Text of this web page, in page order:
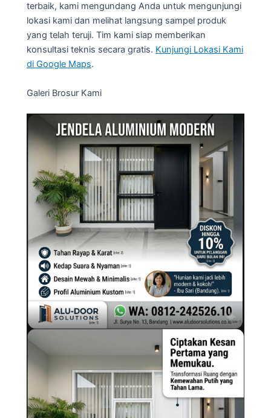
terbaik, kami mengundang Anda untuk mengunjungi
lokasi kami dan melihat langsung sampel produk
yang telah teruji. Tim kami siap memberikan
konsultasi teknis secara gratis. Kunjungi Lokasi Kami
di Google Maps.
Galeri Brosur Kami